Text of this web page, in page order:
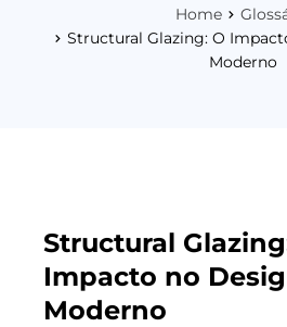
Vagas
Home
Structural Glazing: O
Moderno
Structural
Impacto no
Moderno